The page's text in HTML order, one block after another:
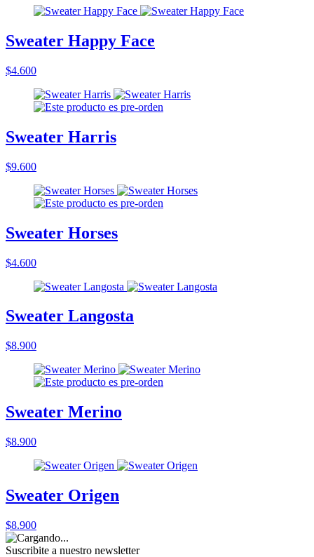
Sweater Happy Face
$4.600
Sweater Harris
$9.600
Sweater Horses
$4.600
Sweater Langosta
$8.900
Sweater Merino
$8.900
Sweater Origen
$8.900
Suscribite a nuestro newsletter